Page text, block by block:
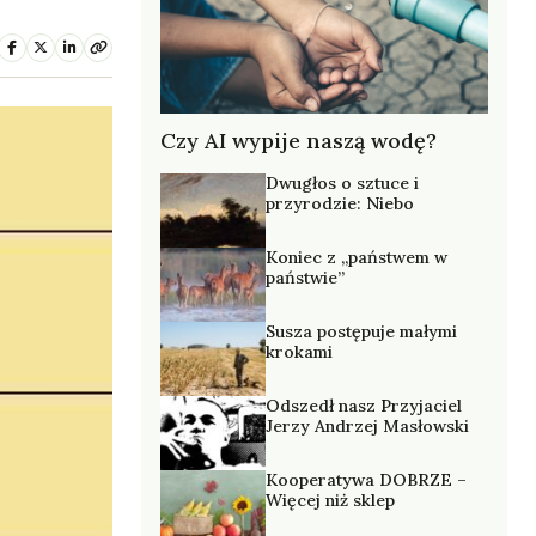
Czy AI wypije naszą wodę?
Dwugłos o sztuce i
przyrodzie: Niebo
Koniec z „państwem w
państwie”
Susza postępuje małymi
krokami
Odszedł nasz Przyjaciel
Jerzy Andrzej Masłowski
Kooperatywa DOBRZE –
Więcej niż sklep